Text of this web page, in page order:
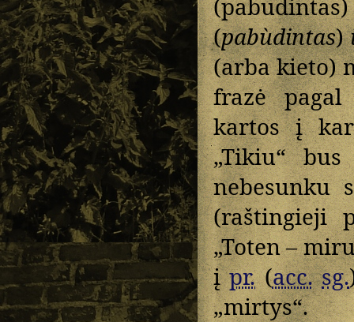
(pabùdintas)
(arba kieto)
frazė
kartos į
„Tikiu“
nebesunku
(raštingieji
„Toten –
įpr.(acc. sg.
„mirtys“.